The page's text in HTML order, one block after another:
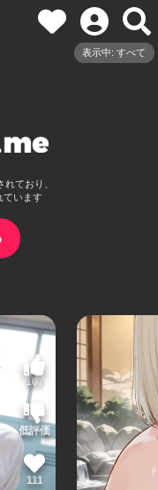
表示中: すべて
ており、
ています
107
低評価
111